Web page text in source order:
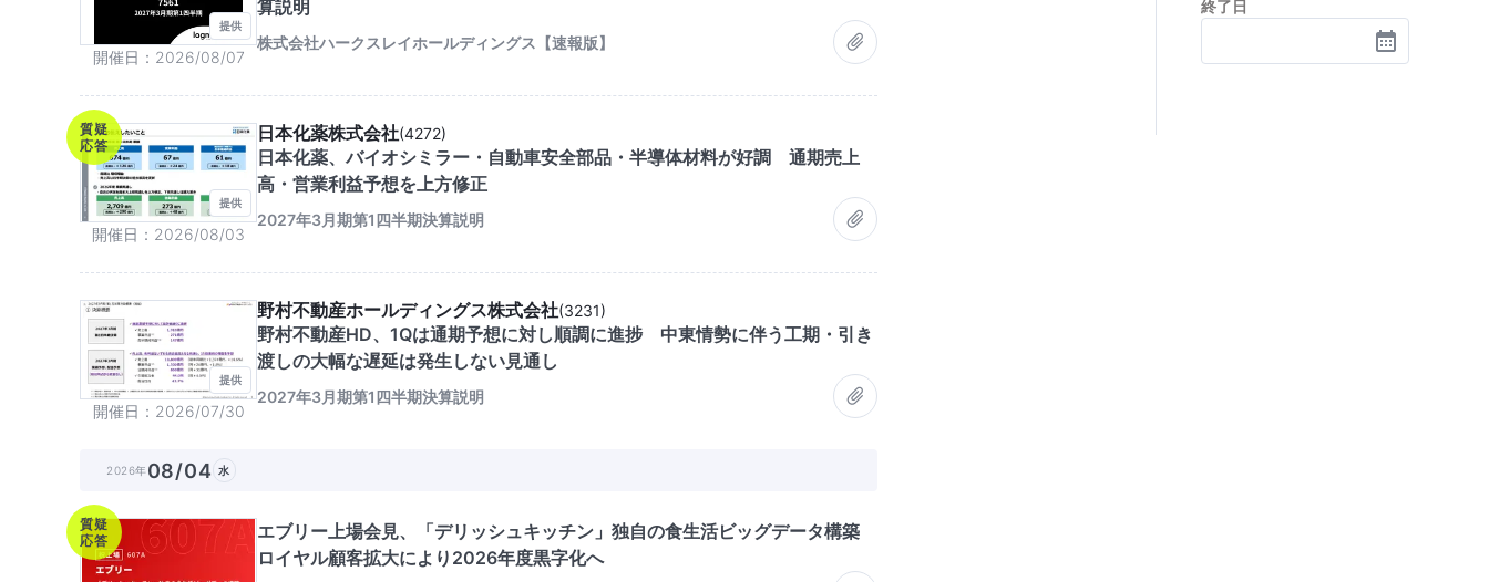
提供
開催日 2026/08/07
算説明
株式会社ハークスレイホールディングス【速報版】
質疑
応答
提供
開催日 2026/08/03
日本化薬株式会社(4272)
日本化薬、バイオシミラー・自動車安全部品・半導体材料が好調 通期売上
高・営業利益予想を上方修正
2027年3月期第1四半期決算説明
提供
開催日 2026/07/30
野村不動産ホールディングス株式会社(3231)
野村不動産HD、1Qは通期予想に対し順調に進捗 中東情勢に伴う工期・引き
渡しの大幅な遅延は発生しない見通し
2027年3月期第1四半期決算説明
2026年08/04 水
質疑
応答
エブリー上場会見、「デリッシュキッチン」独自の食生活ビッグデータ構築
ロイヤル顧客拡大により2026年度黒字化へ
終了日